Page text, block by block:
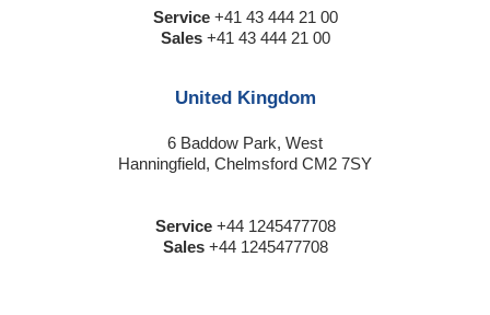
Service +41 43 444 21 00
Sales +41 43 444 21 00
United Kingdom
6 Baddow Park, West
Hanningfield, Chelmsford CM2 7SY
Service +44 1245477708
Sales +44 1245477708